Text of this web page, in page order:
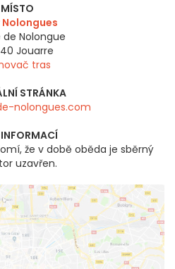
MÍSTO
Nolongues
de Nolongue
Jouarre
tras
STRÁNKA
nolongues.com
že v době oběda je sběrný
uzavřen.